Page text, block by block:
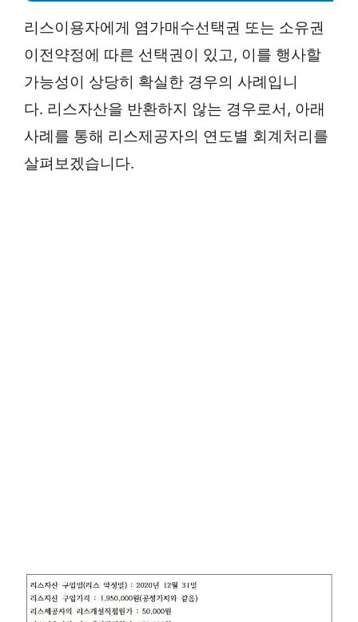
리스이용자에게 염가매수선택권 또는 소유권
이전약정에 따른 선택권이 있고, 이를 행사할
가능성이 상당히 확실한 경우의 사례입니
다. 리스자산을 반환하지 않는 경우로서, 아래
사례를 통해 리스제공자의 연도별 회계처리를
살펴보겠습니다.